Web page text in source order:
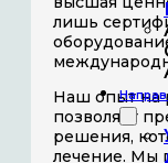
лишь
Наш опыт на
позволяет
решения,
лечение. Мы